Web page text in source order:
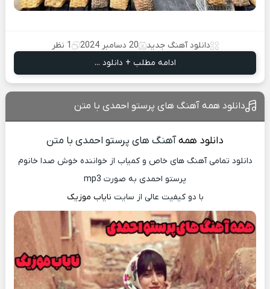
دانلود آهنگ جدید 20 دسامبر 2024
1 نظر
ادامه مطلب + دانلود ...
دانلود همه آهنگ های پرستو احمدی با متن
دانلود همهآهنگ های پرستو احمدی با متن
دانلود تمامی آهنگ های خاص و کمیاب از خواننده خوش صدا خانوم
پرستو احمدی‌ به صورت mp3
با دو کیفیت عالی از سایت نایاب موزیک